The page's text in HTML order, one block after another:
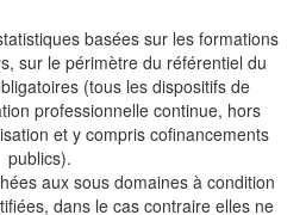
basées sur les formations
sur le périmètre du référentiel du
(tous les dispositifs de
professionnelle continue, hors
et y compris cofinancements
publics).
aux sous domaines à condition
dans le cas contraire elles ne